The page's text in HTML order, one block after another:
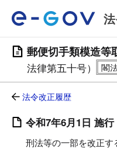
郵便切手類模造等
法律第五十号）
法令改正履歴
令和7年6月1日 施行
刑法等の一部を改正